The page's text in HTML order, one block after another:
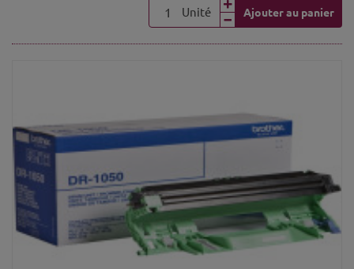
Unité Ajouter au panier